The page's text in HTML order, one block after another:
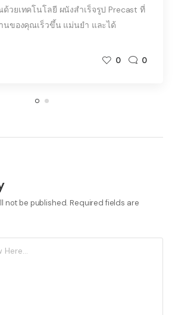
วยเทคโนโลยี ผนังสำเร็จรูป Precast ที่
นของคุณเร็วขึ้น แม่นยำ และได้
0 0
not be published. Required fields are